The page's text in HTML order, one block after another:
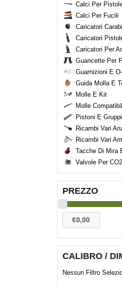
Calci Per
Calci Per Fucili
Caricatori
Caricatori
Caricatori Per
Guancette Per
Guarnizioni E
Guida Molla E
Molle E Kit
Molle
Pistoni E
Ricambi Vari
Ricambi Vari
Tacche Di Mira
Valvole Per
PREZZO
CALIBRO /
Nessun Filtro